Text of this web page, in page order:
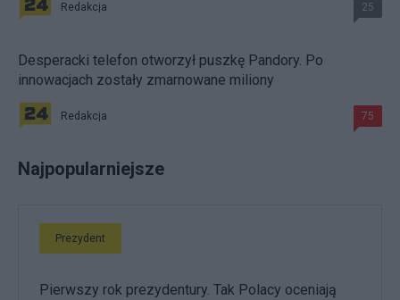
Redakcja 25
Desperacki telefon otworzył puszkę Pandory. Po
innowacjach zostały zmarnowane miliony
Redakcja 75
Najpopularniejsze
Prezydent
Pierwszy rok prezydentury. Tak Polacy oceniają